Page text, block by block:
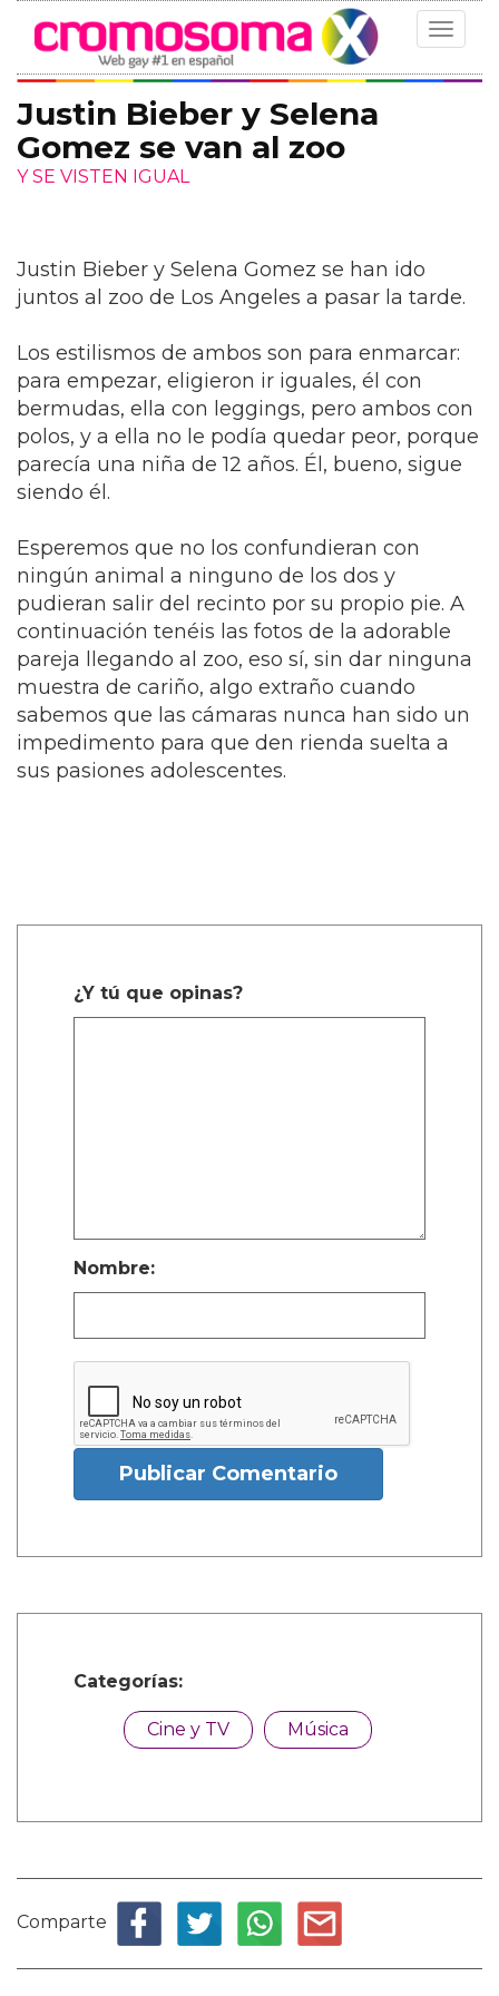
Toggle
Justin Bieber y Selena
Gomez se van al zoo
Y SE VISTEN IGUAL
Justin Bieber y Selena Gomez se han ido
juntos al zoo de Los Angeles a pasar la tarde.
Los estilismos de ambos son para enmarcar:
para empezar, eligieron ir iguales, él con
bermudas, ella con leggings, pero ambos con
polos, y a ella no le podía quedar peor, porque
parecía una niña de 12 años. Él, bueno, sigue
siendo él.
Esperemos que no los confundieran con
ningún animal a ninguno de los dos y
pudieran salir del recinto por su propio pie. A
continuación tenéis las fotos de la adorable
pareja llegando al zoo, eso sí, sin dar ninguna
muestra de cariño, algo extraño cuando
sabemos que las cámaras nunca han sido un
impedimento para que den rienda suelta a
sus pasiones adolescentes.
¿Y tú que opinas?
Nombre:
Publicar Comentario
Categorías:
Cine y TV Música
Comparte